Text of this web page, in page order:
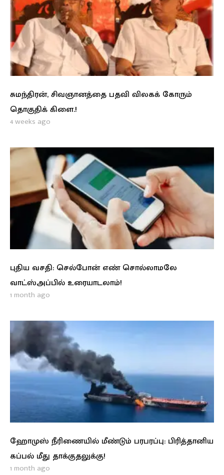
சுமந்திரன், சிவஞானத்தை பதவி விலகக் கோரும்
தொகுதிக் கிளை.!
4 weeks ago
புதிய வசதி: செல்போன் எண் சொல்லாமலே
வாட்ஸ்அப்பில் உரையாடலாம்!
1 month ago
ஹோமுஸ் நீரிணையில் மீண்டும் பரபரப்பு: பிரித்தானிய
கப்பல் மீது தாக்குதலுக்கு!
1 month ago